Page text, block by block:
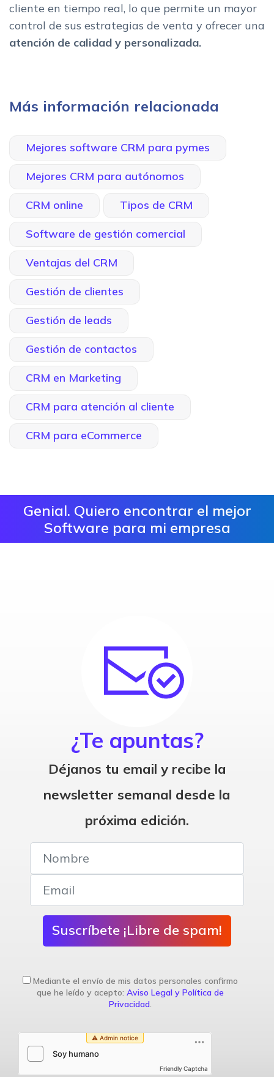
cliente en tiempo real, lo que permite un mayor
control de sus estrategias de venta y ofrecer una
atención de calidad y personalizada.
Más información relacionada
Mejores software CRM para pymes
Mejores CRM para autónomos
CRM online Tipos de CRM
Software de gestión comercial
Ventajas del CRM
Gestión de clientes
Gestión de leads
Gestión de contactos
CRM en Marketing
CRM para atención al cliente
CRM para eCommerce
Genial. Quiero encontrar el mejor
Software para mi empresa
¿Te apuntas?
Déjanos tu email y recibe la
newsletter semanal desde la
próxima edición.
Suscríbete ¡Libre de spam!
Mediante el envío de mis datos personales confirmo
que he leído y acepto: Aviso Legal y Política de
Privacidad.
Friendly Captcha